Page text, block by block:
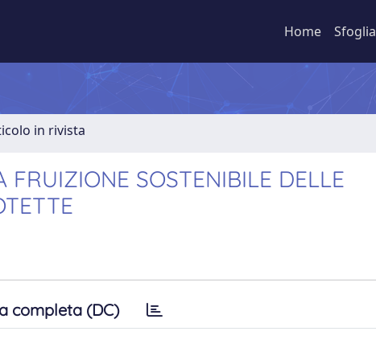
Home Sfoglia
in rivista
SOSTENIBILE DELLE
completa (DC)